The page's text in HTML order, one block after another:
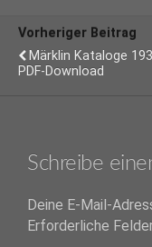
Vorheriger Beitrag
Märklin Kataloge
PDF-Download
Schreibe
Deine E-Mail-
Erforderliche